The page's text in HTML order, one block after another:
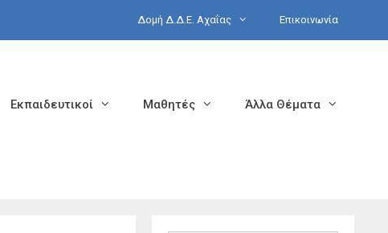
Δομή Δ.Δ.Ε. Αχαΐας Επικοινωνία
Εκπαιδευτικοί Μαθητές Άλλα Θέματα